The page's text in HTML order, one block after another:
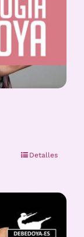
Detalles